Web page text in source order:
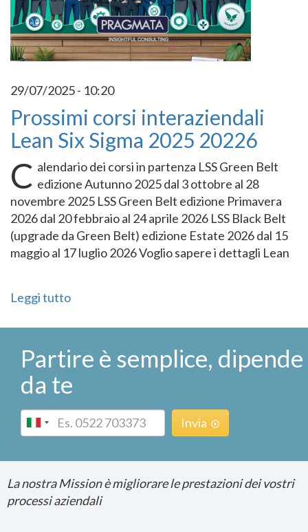
29/07/2025 - 10:20
Prossimi corsi interaziendali
Lean Six Sigma 2025 20226
C alendario dei corsi in partenza LSS Green Belt
edizione Autunno 2025 dal 3 ottobre al 28
novembre 2025 LSS Green Belt edizione Primavera
2026 dal 20 febbraio al 24 aprile 2026 LSS Black Belt
(upgrade da Green Belt) edizione Estate 2026 dal 15
maggio al 17 luglio 2026 Voglio sapere i dettagli Lean
Leggi tutto
Partire è semplice, dipende
da te
Phone Invia
La nostra Mission è migliorare le prestazioni dei vostri
processi aziendali